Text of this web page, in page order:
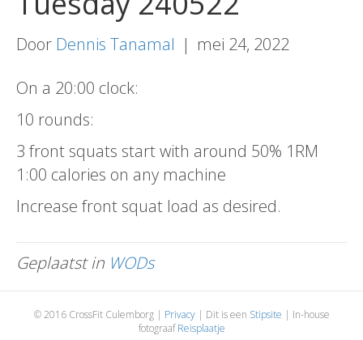
Door Dennis Tanamal | mei 24, 2022
On a 20:00 clock:
10 rounds:
3 front squats start with around 50% 1RM
1:00 calories on any machine
Increase front squat load as desired.
Geplaatst in WODs
© 2016 CrossFit Culemborg | Privacy| Dit is een Stipsite | In-house
fotograafReisplaatje